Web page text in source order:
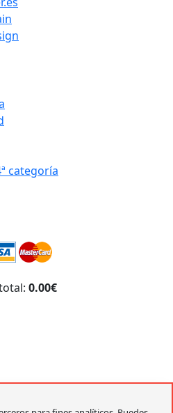
categoría
0.00€